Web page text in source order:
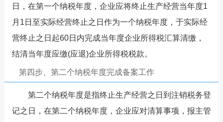
日，在第一个纳税年度，企业应将终止生产经营当年度1
月1日至实际经营终止之日作为一个纳税年度，于实际经
营终止之日起60日内完成当年度企业所得税汇算清缴，
结清当年度应缴(应退)企业所得税税款。
第四步、第二个纳税年度完成备案工作
第二个纳税年度是指终止生产经营之日到注销税务登
记之日，在第二个纳税年度，企业应对清算事项，报主管